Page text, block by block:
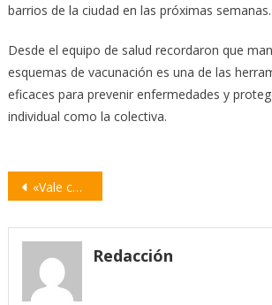
barrios de la ciudad en las próximas semanas.
Desde el equipo de salud recordaron que
esquemas de vacunación es una de las
eficaces para prevenir enfermedades y
individual como la colectiva.
Navegación
entradas
«Vale con Bigote» llega a Villa Constitución con un espectáculo de humor sobre la vida en pareja
Redacción